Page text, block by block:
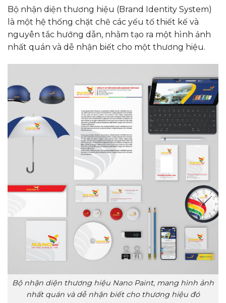
Bộ nhận diện thương hiệu (Brand Identity System)
là một hệ thống chặt chẽ các yếu tố thiết kế và
nguyên tắc hướng dẫn, nhằm tạo ra một hình ảnh
nhất quán và dễ nhận biết cho một thương hiệu.
Bộ nhận diện thương hiệu Nano Paint, mang hình ảnh
nhất quán và dễ nhận biết cho thương hiệu đó